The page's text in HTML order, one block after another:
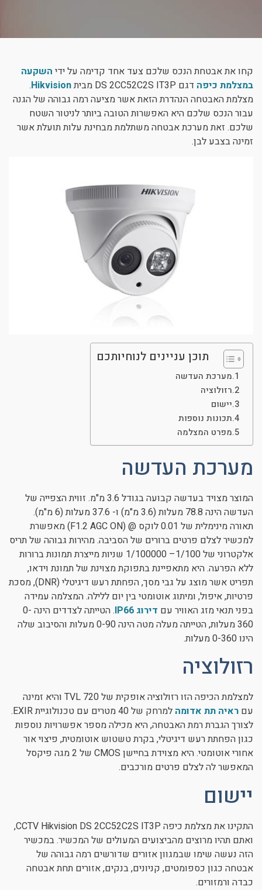
הוסף קו תחתון לקישורים
לאפס את כל האפשרויות
cached
קחו את אבטחת הנכס שלכם צעד אחד קדימה על ידי השקעה
במצלמת כיפה דגם DS 2CC52C2S IT3P מבית Hikvision
.
מצלמת האבטחה הנהדרת הזאת אשר מציעה רמה גבוהה של הגנה
עבור הנכס שלכם היא האפשרות הטובה ביותר לניטור השטח
שלכם. זאת מערכת אבטחה משתלמת מבחינת עלות תועלת אשר
זמינה בצבע לבן.
תוכן עניינים לנוחיותכם
מערכת העדשה
רזולוציה
יישום
תכונות נוספות
מפרט המצלמה
מערכת העדשה
המוצר מצויד בעדשה קבועה בגודל 3.6 מ"מ. זווית הצפייה של
העדשה הינה 78.8 מעלות (3.6 מ"מ) ו- 37.6 מעלות (6 מ"מ).
תאורה מינימלית של 0.01 לוקס @ (F1.2 AGC ON) מאפשרת
למכשיר לצלם פרטים ברורים של הסביבה. מהירות גבוהה של תריס
אלקטרוני של 1/100– 1/100000 שניות מייצרת תמונות ברורות
ללא הפרעה. היא מתאפיינת בתפוקת מצוינת של תמונת וידאו,
תפריט אשר מוצג על גבי מסך, הפחתת רעש דיגיטלי (DNR), מסכת
פרטיות, איפול, ומיתוג אוטומטי בין יום ללילה. המצלמה עמידה
בפני תנאי מזג האוויר עם דירוג IP66
. הטייתה לצדדים הינה 0-
360 מעלות, הטייתה מעלה מטה הינה 0-90 מעלות והסיבוב שלה
הינו 0-360 מעלות.
רזולוציה
למצלמת הכיפה הזו רזולוציה אופקית של 720 TVL והיא זמינה
עם ראיה תת אדומה
למרחק של 40 מטרים עם טכנולוגיית EXIR.
לצורך הגברת רמת האבטחה, היא מכילה מספר אפשרויות נוספות
כגון הפחתת רעש דיגיטלי, בקרת טשטוש אוטומטית, פיצוי אור
אחורי אוטומטי. היא מצוידת בחיישן CMOS של 2 מגה פיקסל
המאפשר לה לצלם פרטים מורכבים.
יישום
התקינו את מצלמת כיפה CCTV Hikvision DS 2CC52C2S IT3P,
ואתם תהיו מרוצים מהביצועים המעולים של המכשיר. במכשיר
הזה נעשה שימו שבמגוון אזורים שדורשים רמה גבוהה של
אבטחה כגון כספומטים, קניונים, בנקים, אזורים תחת אבטחה
כבדה ורמזורים.